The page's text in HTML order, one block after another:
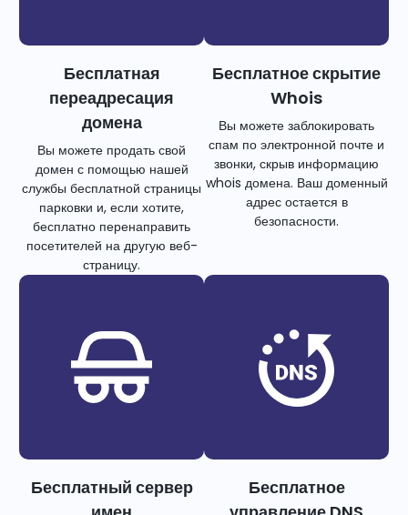
Бесплатная
переадресация
домена
Вы можете продать свой
домен с помощью нашей
службы бесплатной страницы
парковки и, если хотите,
бесплатно перенаправить
посетителей на другую веб-
страницу.
Бесплатное скрытие
Whois
Вы можете заблокировать
спам по электронной почте и
звонки, скрыв информацию
whois домена. Ваш доменный
адрес остается в
безопасности.
Бесплатный сервер
Бесплатное